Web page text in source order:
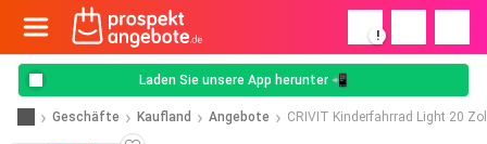
!
Laden Sie unsere App herunter 📲
Geschäfte Kaufland Angebote CRIVIT Kinderfahrrad Light 20